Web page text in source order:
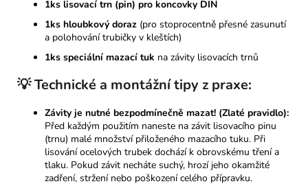
1ks lisovací trn (pin) pro koncovky DIN
1ks hloubkový doraz (pro stoprocentně přesné zasunutí
a polohování trubičky v kleštích)
1ks speciální mazací tuk na závity lisovacích trnů
💡Technické a montážní tipy z praxe:
Závity je nutné bezpodmínečně mazat! (Zlaté pravidlo):
Před každým použitím naneste na závit lisovacího pinu
(trnu) malé množství přiloženého mazacího tuku. Při
lisování ocelových trubek dochází k obrovskému tření a
tlaku. Pokud závit necháte suchý, hrozí jeho okamžité
zadření, stržení nebo poškození celého přípravku.